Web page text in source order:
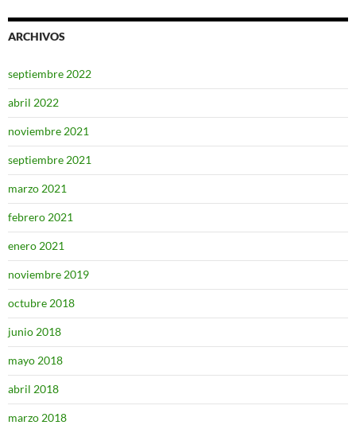
ARCHIVOS
septiembre 2022
abril 2022
noviembre 2021
septiembre 2021
marzo 2021
febrero 2021
enero 2021
noviembre 2019
octubre 2018
junio 2018
mayo 2018
abril 2018
marzo 2018